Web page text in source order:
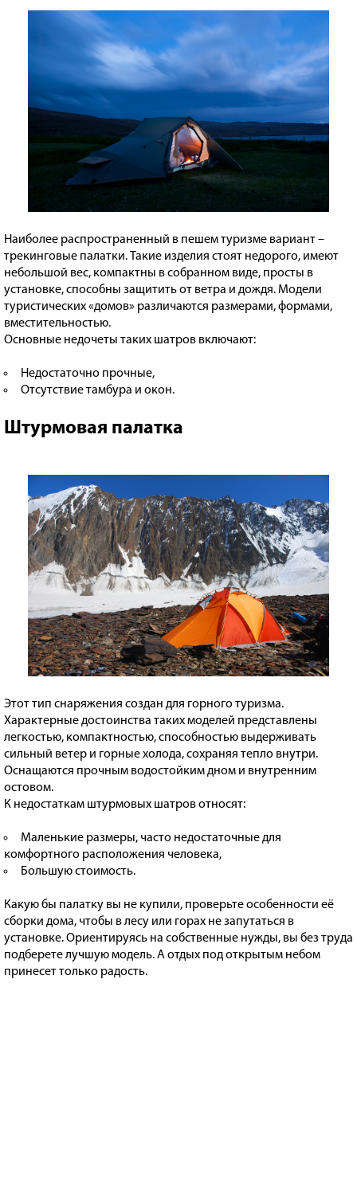
Наиболее распространенный в пешем туризме вариант –
трекинговые палатки. Такие изделия стоят недорого, имеют
небольшой вес, компактны в собранном виде, просты в
установке, способны защитить от ветра и дождя. Модели
туристических «домов» различаются размерами, формами,
вместительностью.
Основные недочеты таких шатров включают:
Недостаточно прочные,
Отсутствие тамбура и окон.
Штурмовая палатка
Этот тип снаряжения создан для горного туризма.
Характерные достоинства таких моделей представлены
легкостью, компактностью, способностью выдерживать
сильный ветер и горные холода, сохраняя тепло внутри.
Оснащаются прочным водостойким дном и внутренним
остовом.
К недостаткам штурмовых шатров относят:
Маленькие размеры, часто недостаточные для
комфортного расположения человека,
Большую стоимость.
Какую бы палатку вы не купили, проверьте особенности её
сборки дома, чтобы в лесу или горах не запутаться в
установке. Ориентируясь на собственные нужды, вы без труда
подберете лучшую модель. А отдых под открытым небом
принесет только радость.